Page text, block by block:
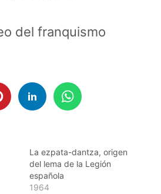
del franquismo
La ezpata-dantza, origen
del lema de la Legión
española
1964